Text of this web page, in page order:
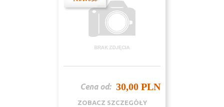
Cena od: 30,00 PLN
ZOBACZ SZCZEGÓŁY